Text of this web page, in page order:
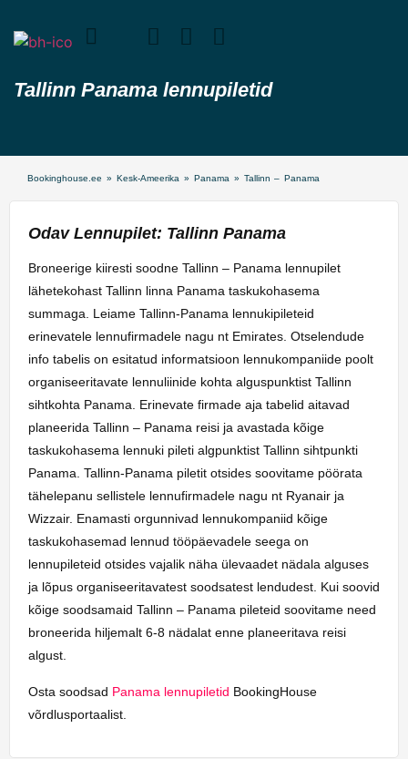
Tallinn Panama lennupiletid
Bookinghouse.ee » Kesk-Ameerika » Panama » Tallinn – Panama
Odav Lennupilet: Tallinn Panama
Broneerige kiiresti soodne Tallinn – Panama lennupilet
lähetekohast Tallinn linna Panama taskukohasema
summaga. Leiame Tallinn-Panama lennukipileteid
erinevatele lennufirmadele nagu nt Emirates. Otselendude
info tabelis on esitatud informatsioon lennukompaniide poolt
organiseeritavate lennuliinide kohta alguspunktist Tallinn
sihtkohta Panama. Erinevate firmade aja tabelid aitavad
planeerida Tallinn – Panama reisi ja avastada kõige
taskukohasema lennuki pileti algpunktist Tallinn sihtpunkti
Panama. Tallinn-Panama piletit otsides soovitame pöörata
tähelepanu sellistele lennufirmadele nagu nt Ryanair ja
Wizzair. Enamasti orgunnivad lennukompaniid kõige
taskukohasemad lennud tööpäevadele seega on
lennupileteid otsides vajalik näha ülevaadet nädala alguses
ja lõpus organiseeritavatest soodsatest lendudest. Kui soovid
kõige soodsamaid Tallinn – Panama pileteid soovitame need
broneerida hiljemalt 6-8 nädalat enne planeeritava reisi
algust.
Osta soodsad Panama lennupiletid BookingHouse
võrdlusportaalist.